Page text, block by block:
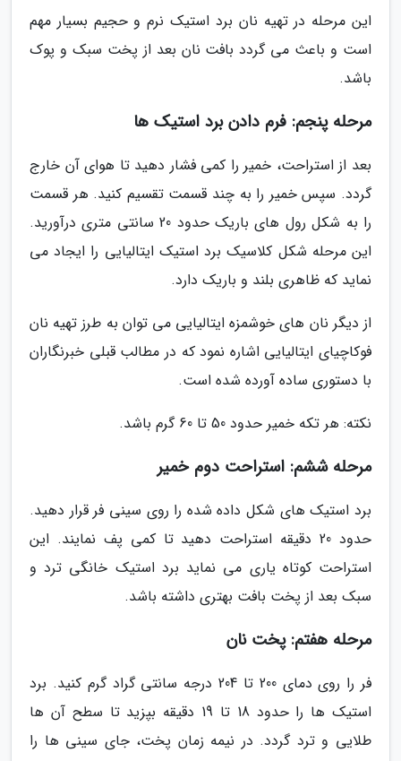
این مرحله در تهیه نان برد استیک نرم و حجیم بسیار مهم
است و باعث می گردد بافت نان بعد از پخت سبک و پوک
باشد.
مرحله پنجم: فرم دادن برد استیک ها
بعد از استراحت، خمیر را کمی فشار دهید تا هوای آن خارج
گردد. سپس خمیر را به چند قسمت تقسیم کنید. هر قسمت
را به شکل رول های باریک حدود 20 سانتی متری درآورید.
این مرحله شکل کلاسیک برد استیک ایتالیایی را ایجاد می
نماید که ظاهری بلند و باریک دارد.
از دیگر نان های خوشمزه ایتالیایی می توان به طرز تهیه نان
فوکاچیای ایتالیایی اشاره نمود که در مطالب قبلی خبرنگاران
با دستوری ساده آورده شده است.
نکته: هر تکه خمیر حدود 50 تا 60 گرم باشد.
مرحله ششم: استراحت دوم خمیر
برد استیک های شکل داده شده را روی سینی فر قرار دهید.
حدود 20 دقیقه استراحت دهید تا کمی پف نمایند. این
استراحت کوتاه یاری می نماید برد استیک خانگی ترد و
سبک بعد از پخت بافت بهتری داشته باشد.
مرحله هفتم: پخت نان
فر را روی دمای 200 تا 204 درجه سانتی گراد گرم کنید. برد
استیک ها را حدود 18 تا 19 دقیقه بپزید تا سطح آن ها
طلایی و ترد گردد. در نیمه زمان پخت، جای سینی ها را